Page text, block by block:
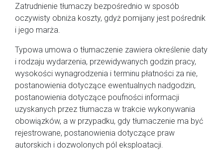
Zatrudnienie tłumaczy bezpośrednio w sposób
oczywisty obniża koszty, gdyż pomijany jest pośrednik
i jego marża.
Typowa umowa o tłumaczenie zawiera określenie daty
i rodzaju wydarzenia, przewidywanych godzin pracy,
wysokości wynagrodzenia i terminu płatności za nie,
postanowienia dotyczące ewentualnych nadgodzin,
postanowienia dotyczące poufności informacji
uzyskanych przez tłumacza w trakcie wykonywania
obowiązków, a w przypadku, gdy tłumaczenie ma być
rejestrowane, postanowienia dotyczące praw
autorskich i dozwolonych pól eksploatacji.